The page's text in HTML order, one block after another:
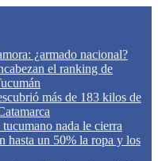
¿armado nacional?
el ranking de
más de 183 kilos de
nada le cierra
hasta un 50% la ropa y los